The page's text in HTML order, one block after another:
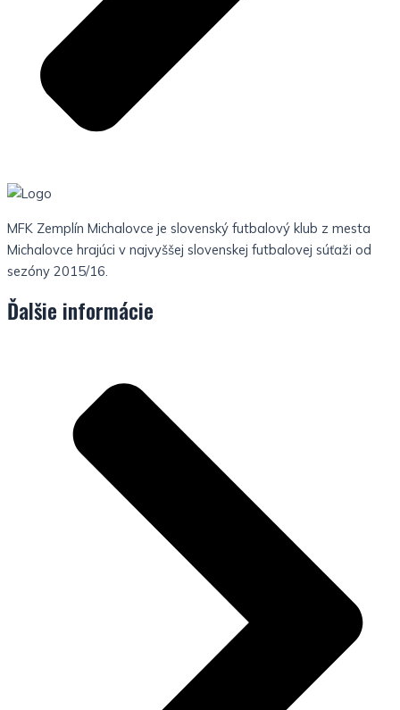
MFK Zemplín Michalovce je slovenský futbalový klub z mesta
Michalovce hrajúci v najvyššej slovenskej futbalovej súťaži od
sezóny 2015/16.
Ďalšie informácie